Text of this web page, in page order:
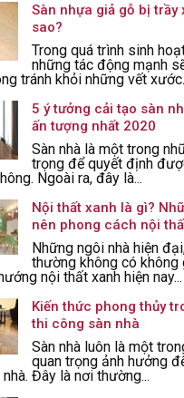
Sàn nhựa giả gỗ bị trầy
sao?
Trong quá trình sinh
những tác động mạnh
tránh khỏi những vết
5 ý tưởng cải tạo sàn
ấn tượng nhất 2020
Sàn nhà là một trong
trọng để quyết định
Ngoài ra, đây là...
Nội thất xanh là gì?
nên phong cách nội
Những ngôi nhà hiện
thường không có không
nội thất xanh hiện nay...
Kiến thức phong thủy
thi công sàn nhà
Sàn nhà luôn là một
quan trọng ảnh hưởng
Đây là nơi thường...